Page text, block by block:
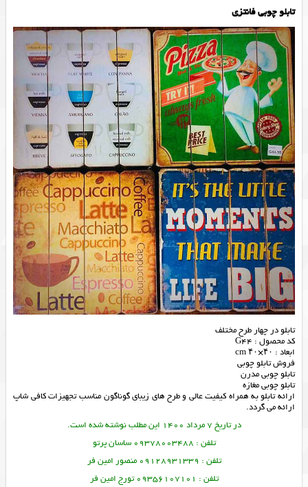
تابلو چوبی فانتزی
تابلو در چهار طرح مختلف
کد محصول : G44
ابعاد : ۴۰×۴۰ cm
فروش تابلو چوبی
تابلو چوبی مدرن
تابلو چوبی مغازه
ارائهتابلوبه همراه کیفیت عالی و طرح های زیبای گوناگون مناسبتجهیزات کافی شاپ
ارائه می گردد.
در تاریخ 7 مرداد 1400 این مطلب نوشته شده است.
تلفن : 09378003488 ساسان پرتو
تلفن : 09128931339 منصور امین فر
تلفن : 09356107101 تورج امین فر